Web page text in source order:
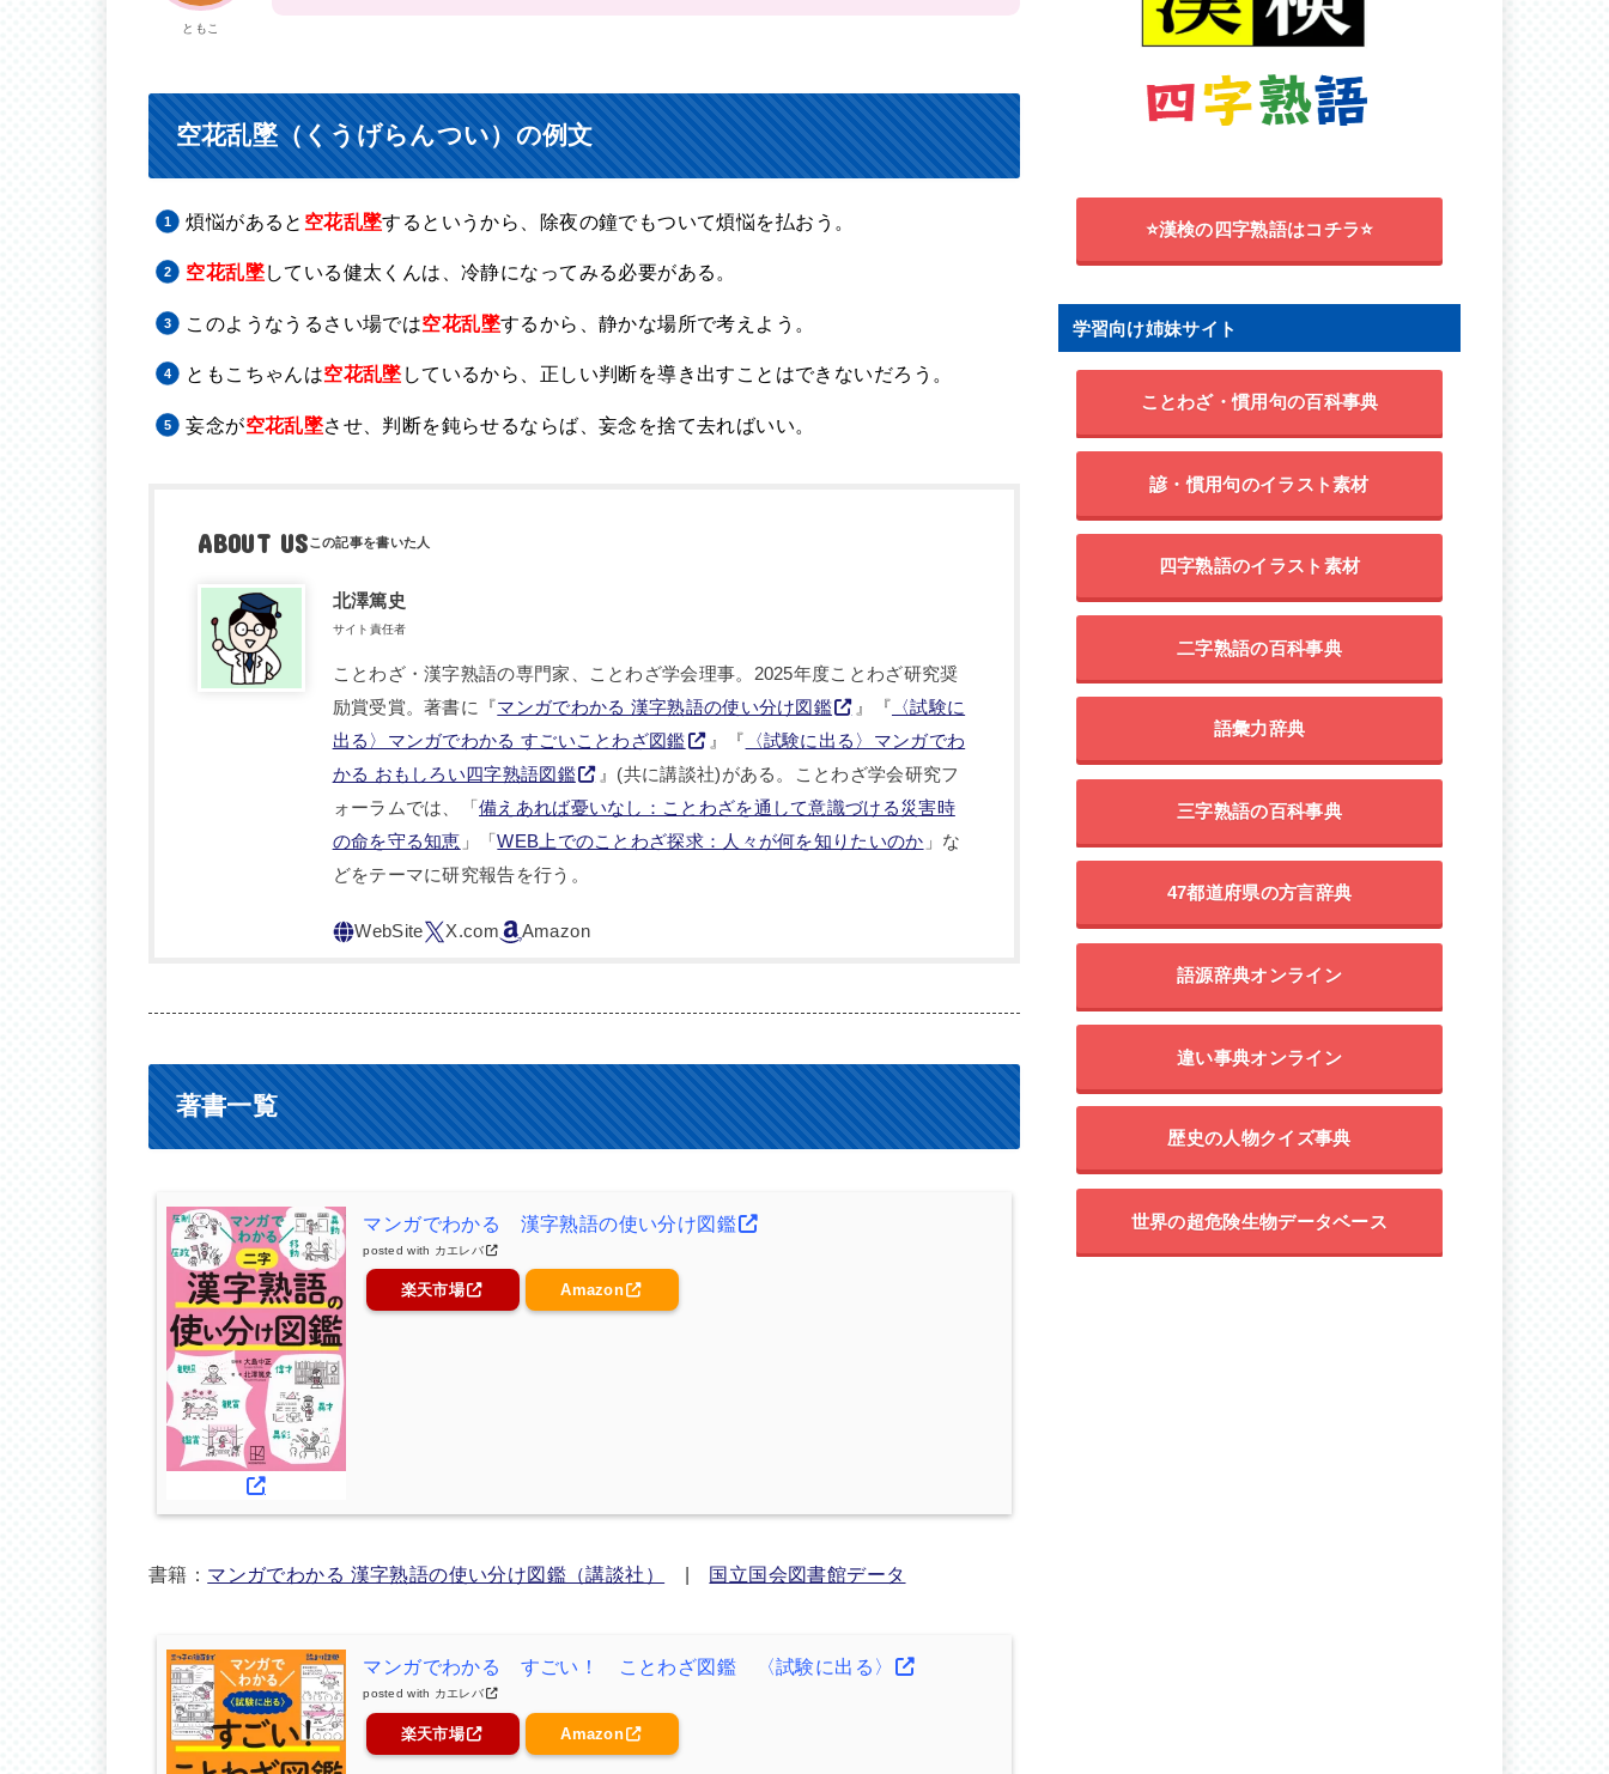
ともこ
空花乱墜（くうげらんつい）の例文
煩悩があると 空花乱墜するというから、除夜の鐘でもついて煩悩を払おう。
空花乱墜している健太くんは、冷静になってみる必要がある。
このようなうるさい場では空花乱墜するから、静かな場所で考えよう 。
ともこちゃんは空花乱墜 しているから、正しい判断を導き出すことはできないだろう。
妄念が空花乱墜させ、判断を鈍らせるならば、妄念を捨て去ればいい。
ABOUT US
北澤篤史
サイト責任者
ことわざ・漢字熟語の専門家、ことわざ学会理事。2025年度ことわざ研究奨
励賞受賞。著書に『マンガでわかる 漢字熟語の使い分け図鑑 』『 〈試験に
出る〉マンガでわかる すごいことわざ図鑑
』『 〈試験に出る〉マンガでわ
かる おもしろい四字熟語図鑑
』(共に講談社)がある。ことわざ学会研究フ
ォーラムでは、「備えあれば憂いなし：ことわざを通して意識づける災害時
の命を守る知恵 」「WEB上でのことわざ探求：人々が何を知りたいのか 」な
どをテーマに研究報告を行う。
著書一覧
マンガでわかる 漢字熟語の使い分け図鑑
posted with カエレバ
楽天市場 Amazon
書籍： マンガでわかる 漢字熟語の使い分け図鑑（講談社） | 国立国会図書館データ
マンガでわかる すごい！ ことわざ図鑑 〈試験に出る〉
posted with カエレバ
楽天市場 Amazon
⭐漢検の四字熟語はコチラ⭐
学習向け姉妹サイト
ことわざ・慣用句の百科事典
諺・慣用句のイラスト素材
四字熟語のイラスト素材
二字熟語の百科事典
語彙力辞典
三字熟語の百科事典
47都道府県の方言辞典
語源辞典オンライン
違い事典オンライン
歴史の人物クイズ事典
世界の超危険生物データベース